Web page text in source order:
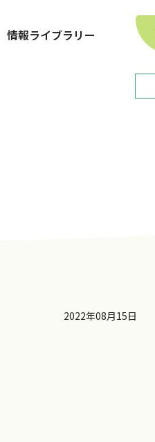
情報ライブラリー
2022年08月15日